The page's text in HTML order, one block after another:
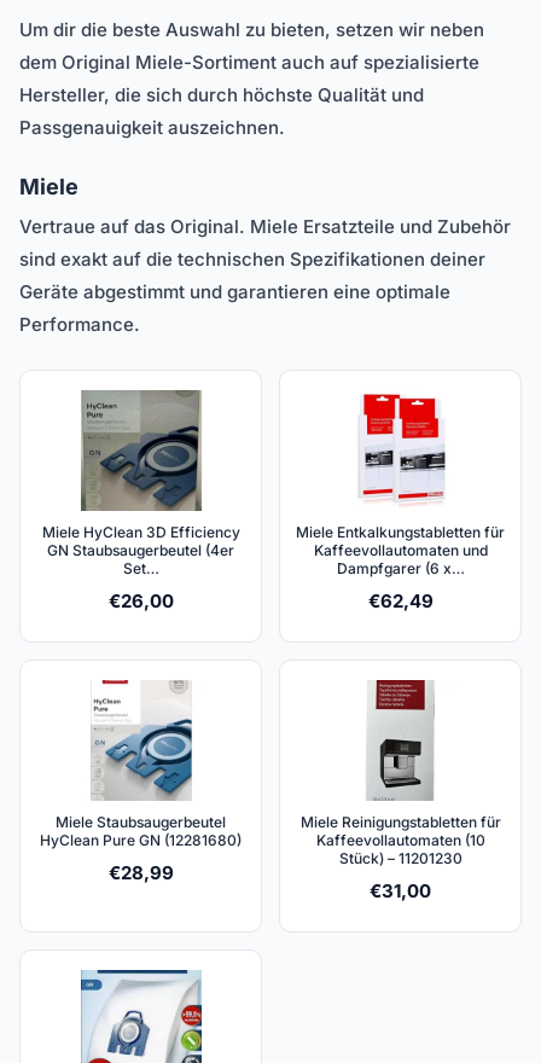
Um dir die beste Auswahl zu bieten, setzen wir neben
dem Original Miele-Sortiment auch auf spezialisierte
Hersteller, die sich durch höchste Qualität und
Passgenauigkeit auszeichnen.
Miele
Vertraue auf das Original. Miele Ersatzteile und Zubehör
sind exakt auf die technischen Spezifikationen deiner
Geräte abgestimmt und garantieren eine optimale
Performance.
Miele HyClean 3D Efficiency
GN Staubsaugerbeutel (4er
Set…
€26,00
Miele Entkalkungstabletten für
Kaffeevollautomaten und
Dampfgarer (6 x…
€62,49
Miele Staubsaugerbeutel
HyClean Pure GN (12281680)
€28,99
Miele Reinigungstabletten für
Kaffeevollautomaten (10
Stück) – 11201230
€31,00